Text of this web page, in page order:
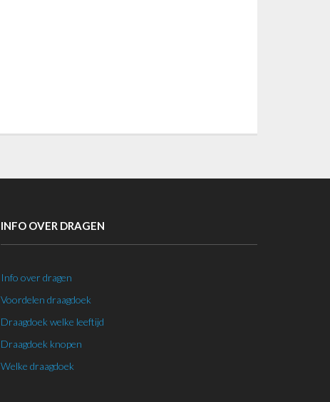
INFO OVER DRAGEN
Info over dragen
Voordelen draagdoek
Draagdoek welke leeftijd
Draagdoek knopen
Welke draagdoek